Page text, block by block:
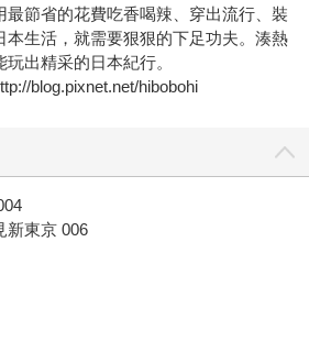
最節省的花費吃香喝辣、穿出流行、裝
本生活，就需要狠狠的下足功夫。湊熱
出精采的日本紀行。
blog.pixnet.net/hibobohi
新東京 006